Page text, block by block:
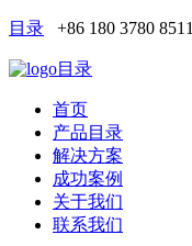
目录 +86 180 3780 8511
目录
首页
产品目录
解决方案
成功案例
关于我们
联系我们